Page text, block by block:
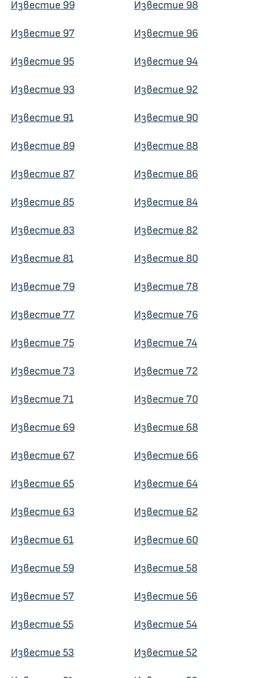
Известие 99 Известие 98
Известие 97 Известие 96
Известие 95 Известие 94
Известие 93 Известие 92
Известие 91 Известие 90
Известие 89 Известие 88
Известие 87 Известие 86
Известие 85 Известие 84
Известие 83 Известие 82
Известие 81 Известие 80
Известие 79 Известие 78
Известие 77 Известие 76
Известие 75 Известие 74
Известие 73 Известие 72
Известие 71 Известие 70
Известие 69 Известие 68
Известие 67 Известие 66
Известие 65 Известие 64
Известие 63 Известие 62
Известие 61 Известие 60
Известие 59 Известие 58
Известие 57 Известие 56
Известие 55 Известие 54
Известие 53 Известие 52